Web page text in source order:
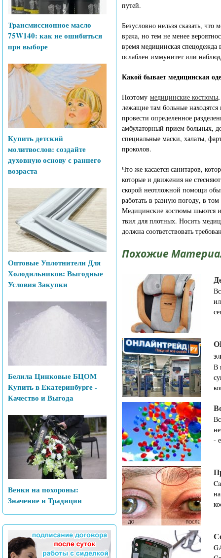
Трансмиссионное масло
75W140: как не ошибиться
при выборе
Купить детский
молитвослов: создайте
духовную основу с раннего
возраста
Оптовые Уплотнители Для
Холодильников: Выгодные
Условия Закупки
Белила Цинковые БЦОМ
Купить в Екатеринбурге -
Качество и Выгода
Венки на похороны:
Значение и Традиции
путей.
Безусловно нельзя сказать,
врача, но тем не менее
время медицинская спецодежда
ослаблен иммунитет или
Какой бывает медицинская
Поэтому медицинские костюмы
лежащие там больные
провести определенное
амбулаторный прием больных,
специальные маски, халаты,
проколов.
Что же касается санитаров,
которые и движения не
скорой неотложной помощи
работать в разную погоду, в
Медицинские костюмы шьются
твил для плотных. Носить
должна соответствовать
Похожие
В
-